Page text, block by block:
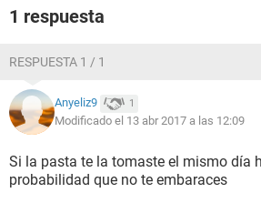
1 respuesta
RESPUESTA 1 / 1
Anyeliz9 1
Modificado el 13 abr 2017 a las 12:09
Si la pasta te la tomaste el mismo día
probabilidad que no te embaraces